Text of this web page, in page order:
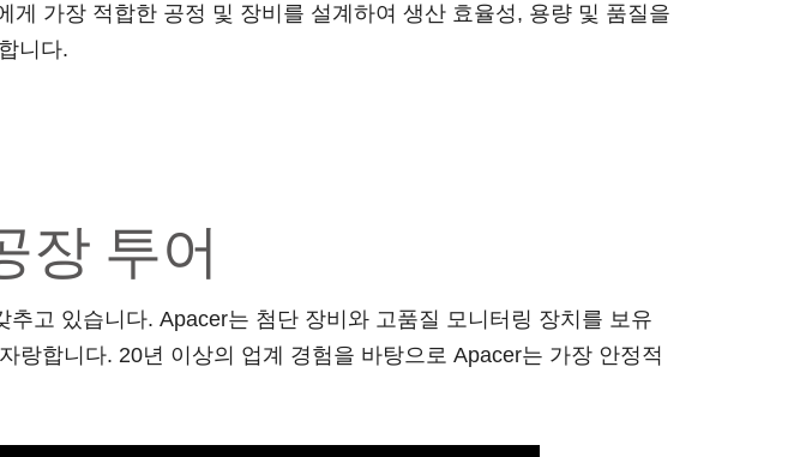
가장 적합한 공정 및 장비를 설계하여 생산 효율성, 용량 및 품질을
니다.
장 투어
고 있습니다. Apacer는 첨단 장비와 고품질 모니터링 장치를 보유
합니다. 20년 이상의 업계 경험을 바탕으로 Apacer는 가장 안정적